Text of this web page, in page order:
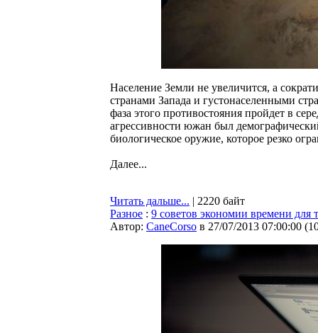
Население Земли не увеличится, а
странами Запада и густонаселенными
фаза этого противостояния пройдет в
агрессивности южан был
биологическое оружие, которое резко
Далее...
Читать дальше... | 2220 байт
Разное : 9 советов экономии времени для
Автор: CaneCorso в 27/07/2013 07:00:00 (